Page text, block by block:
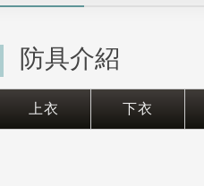
防具介紹
上衣 下衣